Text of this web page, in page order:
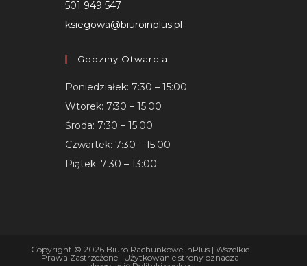
501 949 547
ksiegowa@biuroinplus.pl
Godziny Otwarcia
Poniedziałek: 7:30 – 15:00
Wtorek: 7:30 – 15:00
Środa: 7:30 – 15:00
Czwartek: 7:30 – 15:00
Piątek: 7:30 – 13:00
Copyright © 2026 Biuro Rachunkowe InPlus | Wszelkie
Prawa Zastrzeżone | Użytkowanie strony oznacza